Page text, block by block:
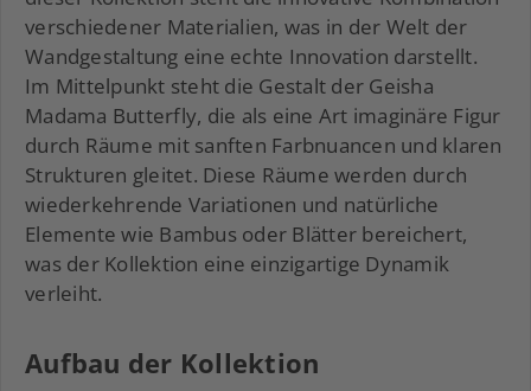
verschiedener Materialien, was in der Welt der
Wandgestaltung eine echte Innovation darstellt.
Im Mittelpunkt steht die Gestalt der Geisha
Madama Butterfly, die als eine Art imaginäre Figur
durch Räume mit sanften Farbnuancen und klaren
Strukturen gleitet. Diese Räume werden durch
wiederkehrende Variationen und natürliche
Elemente wie Bambus oder Blätter bereichert,
was der Kollektion eine einzigartige Dynamik
verleiht.
Aufbau der Kollektion